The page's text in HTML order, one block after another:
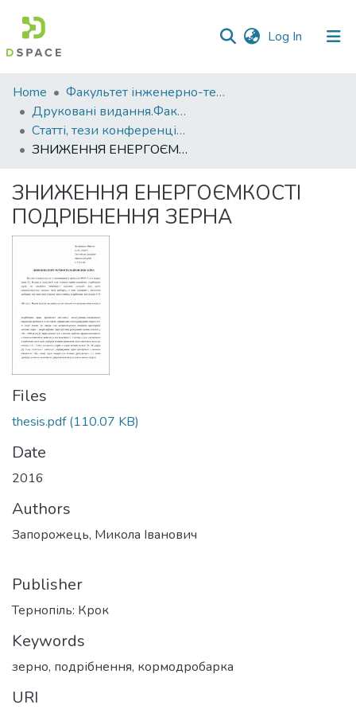
Log In (current)
Communities
&
Collections
All of DSpace
Statistics
Home
Факультет інженерно-технологічний
Друковані видання.Факультет інженерно-технологічний
Статті, тези конференцій. Факультет інженерно-технологічний
ЗНИЖЕННЯ ЕНЕРГОЄМКОСТІ ПОДРІБНЕННЯ ЗЕРНА
ЗНИЖЕННЯ ЕНЕРГОЄМКОСТІ
ПОДРІБНЕННЯ ЗЕРНА
Files
thesis.pdf(110.07 KB)
Date
2016
Authors
Запорожець, Микола Іванович
Publisher
Тернопіль: Крок
Keywords
зерно, подрібнення, кормодробарка
URI